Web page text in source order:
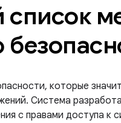
которые
Система
с правами доступа к